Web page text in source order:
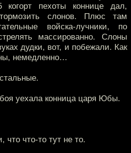
пехоты коннице дал,
слонов. Плюс там
войска-лучники, по
массированно. Слоны
дудки, вот, и побежали. Как
немедленно…
уехала конница царя Юбы.
что что-то тут не то.